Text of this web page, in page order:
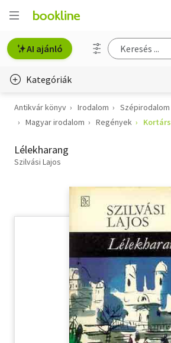
AI ajánló
Kategóriák
Életmód, egészség
Gyermek- és ifjúsági
Hobbi, szabadidő
Szótár, nyelvkönyv
Tankönyv, segédkönyv
Társadalomtudomány
Antikvár könyv Irodalom Szépirodalom
Magyar irodalom
Regények Kortárs
Lélekharang
Szilvási Lajos